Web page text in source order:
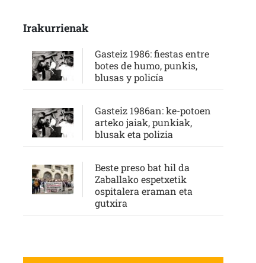
Irakurrienak
Gasteiz 1986: fiestas entre
botes de humo, punkis,
blusas y policía
Gasteiz 1986an: ke-potoen
arteko jaiak, punkiak,
blusak eta polizia
Beste preso bat hil da
Zaballako espetxetik
ospitalera eraman eta
gutxira